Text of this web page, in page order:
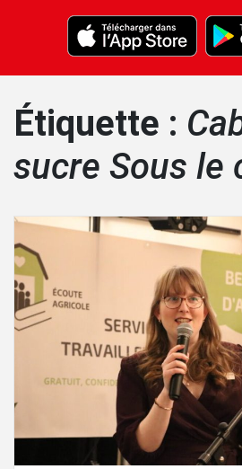
Étiquette :
sucre Sous le